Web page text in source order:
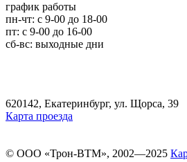
график работы
пн-чт: c 9-00 до 18-00
пт: с 9-00 до 16-00
сб-вс: выходные дни
620142, Екатеринбург, ул. Щорса, 39
Карта проезда
© ООО «Трон-ВТМ», 2002—2025